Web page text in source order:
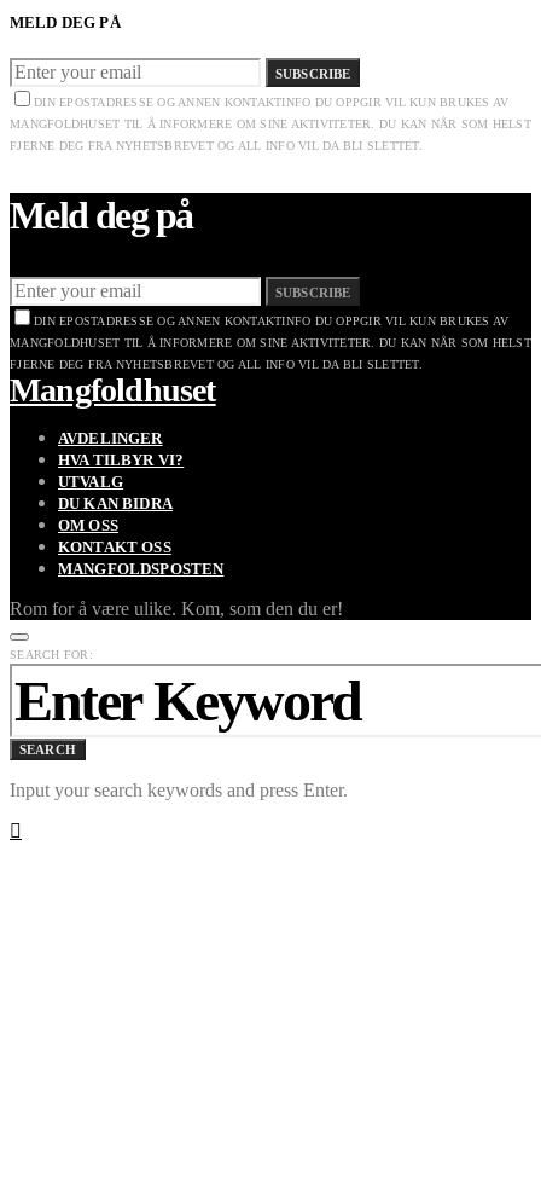
MELD DEG PÅ
SUBSCRIBE
DIN EPOSTADRESSE OG ANNEN KONTAKTINFO DU OPPGIR VIL KUN BRUKES AV
MANGFOLDHUSET TIL Å INFORMERE OM SINE AKTIVITETER. DU KAN NÅR SOM HELST
FJERNE DEG FRA NYHETSBREVET OG ALL INFO VIL DA BLI SLETTET.
Meld deg på
SUBSCRIBE
DIN EPOSTADRESSE OG ANNEN KONTAKTINFO DU OPPGIR VIL KUN BRUKES AV
MANGFOLDHUSET TIL Å INFORMERE OM SINE AKTIVITETER. DU KAN NÅR SOM HELST
FJERNE DEG FRA NYHETSBREVET OG ALL INFO VIL DA BLI SLETTET.
Mangfoldhuset
AVDELINGER
HVA TILBYR VI?
UTVALG
DU KAN BIDRA
OM OSS
KONTAKT OSS
MANGFOLDSPOSTEN
Rom for å være ulike. Kom, som den du er!
SEARCH FOR:
SEARCH
Input your search keywords and press Enter.